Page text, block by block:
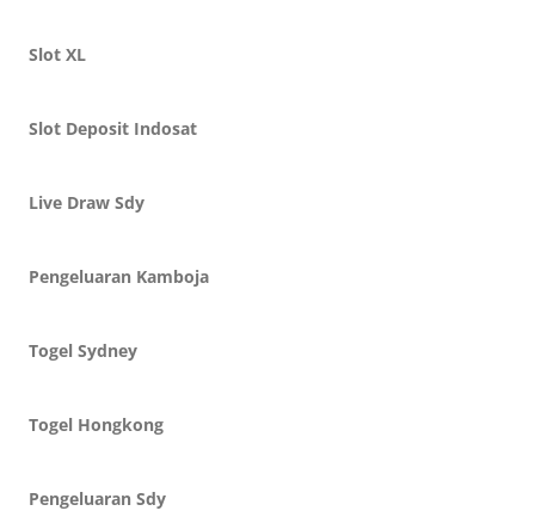
Slot XL
Slot Deposit Indosat
Live Draw Sdy
Pengeluaran Kamboja
Togel Sydney
Togel Hongkong
Pengeluaran Sdy